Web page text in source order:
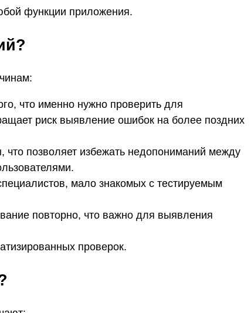
функции приложения.
что именно нужно проверить для
риск выявление ошибок на более поздних
позволяет избежать недопониманий между
мало знакомых с тестируемым
повторно, что важно для выявления
проверок.